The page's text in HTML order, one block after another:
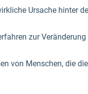
Ursache hinter
zur
von Menschen, die